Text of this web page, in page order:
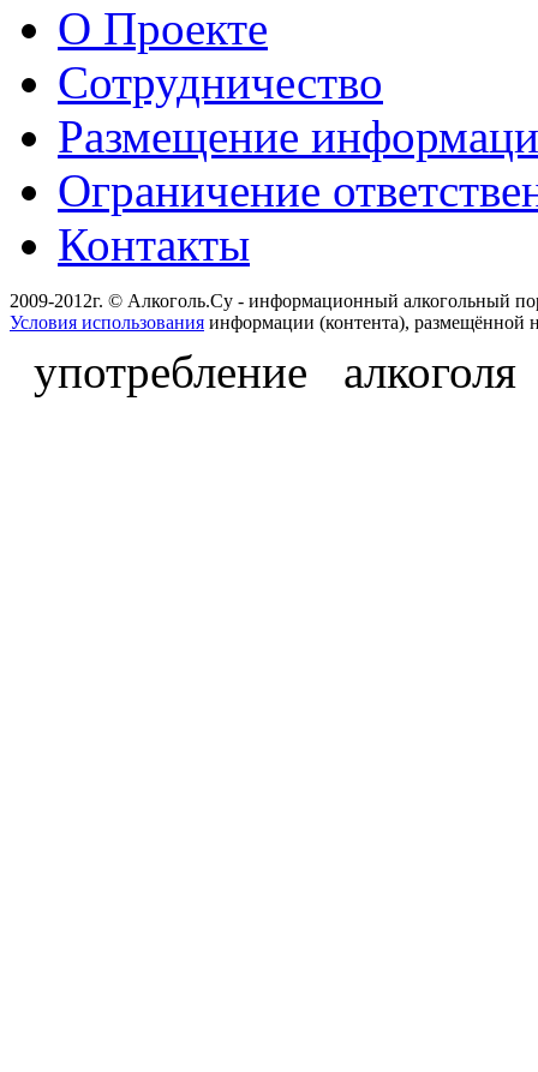
О Проекте
Сотрудничество
Размещение
Ограничение
Контакты
2009-2012г. © Алкоголь.Су - информационный алкогольный
Условия использования информации (контента), размещённой
употребление